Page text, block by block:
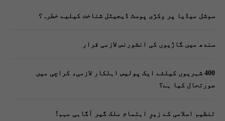
سوشل میڈیا پر وکڑی پوسٹ ڈیجیٹل شناخت کیلیے خطرہ؟
سندھ میں گاڑیوں کی انشورنس لازمی قرار
400 شہریوں کیلئے ایک پولیس اہلکار لازمی، کراچی میں
صورتحال کیا ہے؟
تنظیم اسلامی کے زیرِ اہتمام ملک گیر آگاہی مہم!